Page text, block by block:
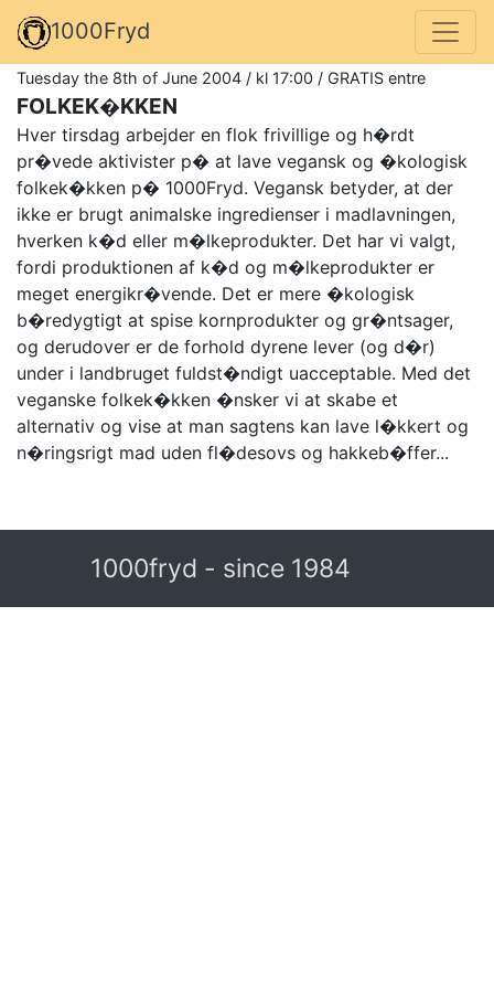
1000Fryd
Tuesday the 8th of June 2004 / kl 17:00 / GRATIS entre
FOLKEK�KKEN
Hver tirsdag arbejder en flok frivillige og h�rdt
pr�vede aktivister p� at lave vegansk og �kologisk
folkek�kken p� 1000Fryd. Vegansk betyder, at der
ikke er brugt animalske ingredienser i madlavningen,
hverken k�d eller m�lkeprodukter. Det har vi valgt,
fordi produktionen af k�d og m�lkeprodukter er
meget energikr�vende. Det er mere �kologisk
b�redygtigt at spise kornprodukter og gr�ntsager,
og derudover er de forhold dyrene lever (og d�r)
under i landbruget fuldst�ndigt uacceptable. Med det
veganske folkek�kken �nsker vi at skabe et
alternativ og vise at man sagtens kan lave l�kkert og
n�ringsrigt mad uden fl�desovs og hakkeb�ffer...
1000fryd - since 1984